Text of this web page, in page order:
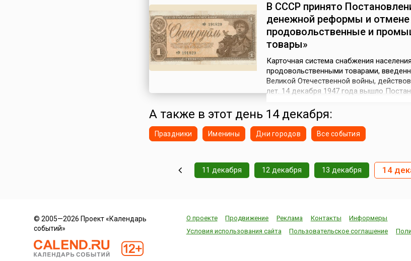
В СССР принято
денежной реформы и отмене
продовольственные и
товары»
Карточная система снабжения
продовольственными товарами,
Великой Отечественной войны,
лет. 14 декабря 1947 года вышло
реформы и отмене карточек на
промышленные товары». Согласно этому
наличные деньги граждан и орган...
А также в этот день 14 декабря:
Праздники Именины Дни городов Все события
11 декабря 12 декабря 13 декабря 14
© 2005—2026 Проект «Календарь
событий»
О проекте Продвижение Реклама Контакты
Информеры
Условия использования сайта
Пользовательское соглашение